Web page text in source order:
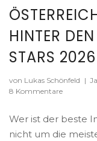
HINTER
TARS 2026
von Lukas Schönfeld |
8 Kommentare
Wer ist der beste
nicht um die